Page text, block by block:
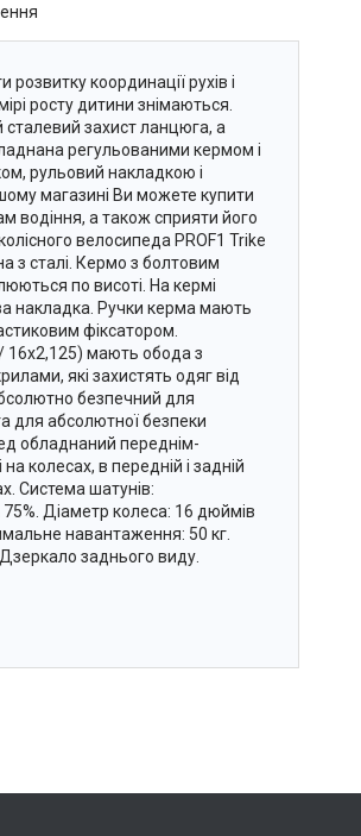
координації рухів і
росту дитини знімаються.
захист ланцюга, а
регульованими кермом і
рульовий накладкою і
магазині Ви можете купити
водіння, а також сприяти його
велосипеда PROF1 Trike
з сталі. Кермо з болтовим
по висоті. На кермі
накладка. Ручки керма мають
фіксатором.
16х2,125) мають обода з
які захистять одяг від
безпечний для
для абсолютної безпеки
обладнаний переднім-
колесах, в передній і задній
Система шатунів:
Діаметр колеса: 16 дюймів
навантаження: 50 кг.
заднього виду.